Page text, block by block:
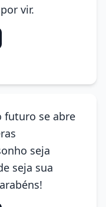
vir.
futuro se abre
seja
seja sua